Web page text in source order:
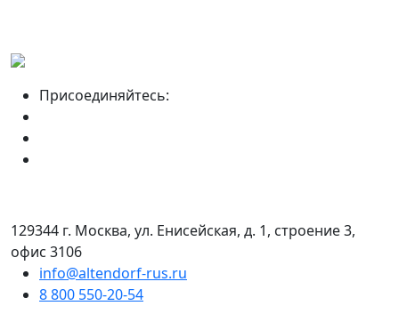
Присоединяйтесь:
129344 г. Москва, ул. Енисейская, д. 1, строение 3,
офис 3106
info@altendorf-rus.ru
8 800 550-20-54